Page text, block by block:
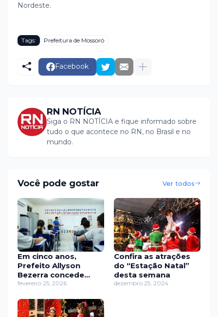
Nordeste.
Tags: Prefeitura de Mossoró
Facebook
RN NOTÍCIA
Siga o RN NOTÍCIA e fique informado sobre
tudo o que acontece no RN, no Brasil e no
mundo.
Você pode gostar Ver todos
Em cinco anos,
Prefeito Allyson
Bezerra concede
mais de 37% de
professores com
pagamentos em dia
fevereiro 25, 2026
Confira as atrações
do “Estação Natal”
desta semana
dezembro 25, 2024